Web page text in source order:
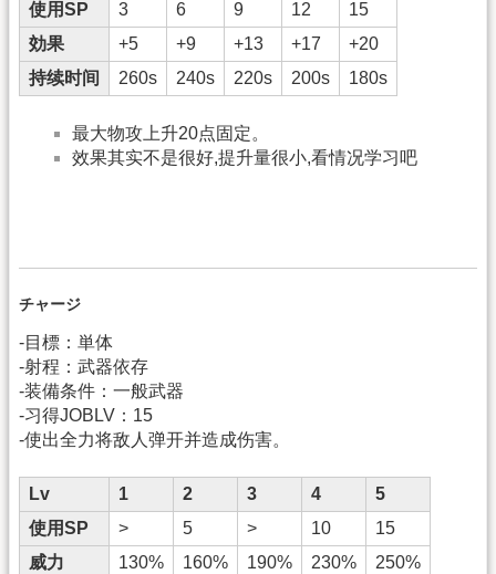
使用SP
3 6 9 12
15
効果
+5 +9 +13 +17
+20
持续时间
260s 240s 220s 200s 180s
最大物攻上升20点固定。
效果其实不是很好,提升量很小,看情况学习吧
チャージ
-目標：単体
-射程：武器依存
-装備条件：一般武器
-习得JOBLV：15
-使出全力将敌人弹开并造成伤害。
Lv 1 2 3 4
5
使用SP
> 5 > 10
15
威力
130% 160% 190% 230%
250%